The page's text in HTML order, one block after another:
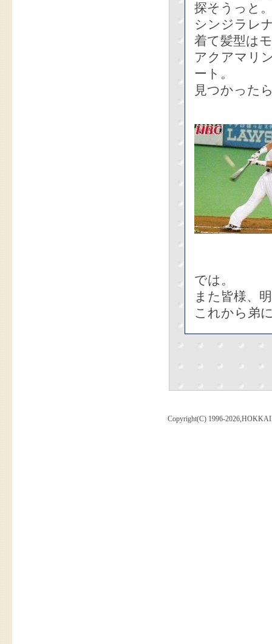
探そうっと
シンジラレ
着て髪型は
アクアマリ
ート。
見つかった
では。
また皆様、
これから弟
Copyright(C) 1996-